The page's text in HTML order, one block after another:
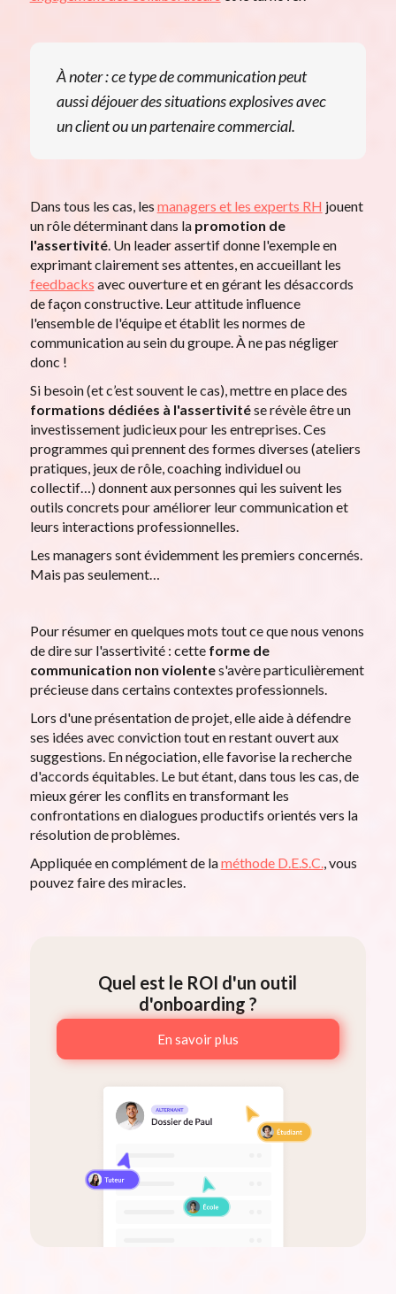
À noter : ce type de communication peut
aussi déjouer des situations explosives avec
un client ou un partenaire commercial.
Dans tous les cas, les managers et les experts RH jouent
un rôle déterminant dans la promotion de
l'assertivité. Un leader assertif donne l'exemple en
exprimant clairement ses attentes, en accueillant les
feedbacks avec ouverture et en gérant les désaccords
de façon constructive. Leur attitude influence
l'ensemble de l'équipe et établit les normes de
communication au sein du groupe. À ne pas négliger
donc !
Si besoin (et c’est souvent le cas), mettre en place des
formations dédiées à l'assertivitése révèle être un
investissement judicieux pour les entreprises. Ces
programmes qui prennent des formes diverses (ateliers
pratiques, jeux de rôle, coaching individuel ou
collectif…) donnent aux personnes qui les suivent les
outils concrets pour améliorer leur communication et
leurs interactions professionnelles.
Les managers sont évidemment les premiers concernés.
Mais pas seulement…
Pour résumer en quelques mots tout ce que nous venons
de dire sur l'assertivité : cette forme de
communication non violentes'avère particulièrement
précieuse dans certains contextes professionnels.
Lors d'une présentation de projet, elle aide à défendre
ses idées avec conviction tout en restant ouvert aux
suggestions. En négociation, elle favorise la recherche
d'accords équitables. Le but étant, dans tous les cas, de
mieux gérer les conflits en transformant les
confrontations en dialogues productifs orientés vers la
résolution de problèmes.
Appliquée en complément de laméthode D.E.S.C., vous
pouvez faire des miracles.
Quel est le ROI d'un outil
d'onboarding ?
En savoir plus